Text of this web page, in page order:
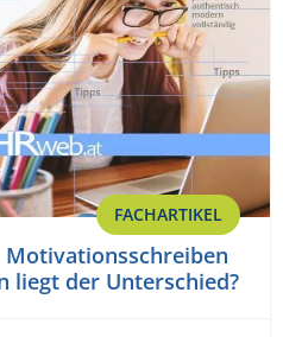
FACHARTIKEL
liegt der Unterschied?